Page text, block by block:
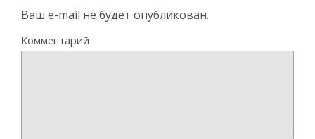
Ваш e-mail не будет опубликован.
Комментарий